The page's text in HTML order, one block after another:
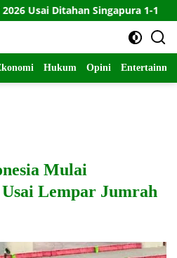
Singapura 1-1 10
Hukum Opini
Mulai
Lempar Jumrah